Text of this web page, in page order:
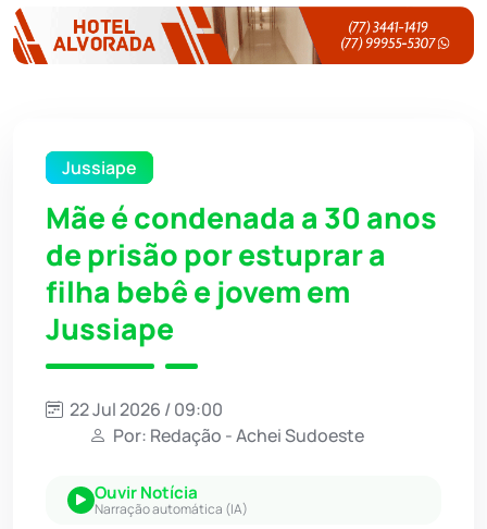
Jussiape
Mãe é condenada a 30 anos
de prisão por estuprar a
filha bebê e jovem em
Jussiape
22 Jul 2026 / 09:00
Por: Redação - Achei Sudoeste
Ouvir Notícia
Narração automática (IA)